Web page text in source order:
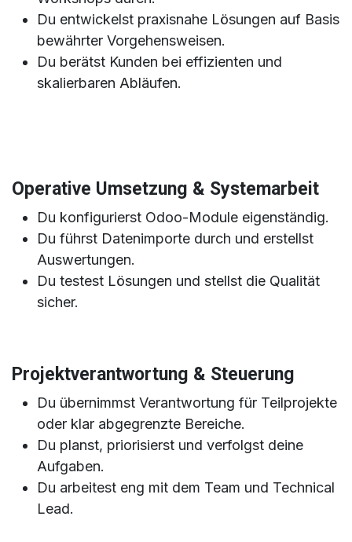
Du entwickelst praxisnahe Lösungen auf Basis
bewährter Vorgehensweisen.
Du berätst Kunden bei effizienten und
skalierbaren Abläufen.
Operative Umsetzung & Systemarbeit
Du konfigurierst Odoo-Module eigenständig.
Du führst Datenimporte durch und erstellst
Auswertungen.
Du testest Lösungen und stellst die Qualität
sicher.
Projektverantwortung & Steuerung
Du übernimmst Verantwortung für Teilprojekte
oder klar abgegrenzte Bereiche.
Du planst, priorisierst und verfolgst deine
Aufgaben.
Du arbeitest eng mit dem Team und Technical
Lead.